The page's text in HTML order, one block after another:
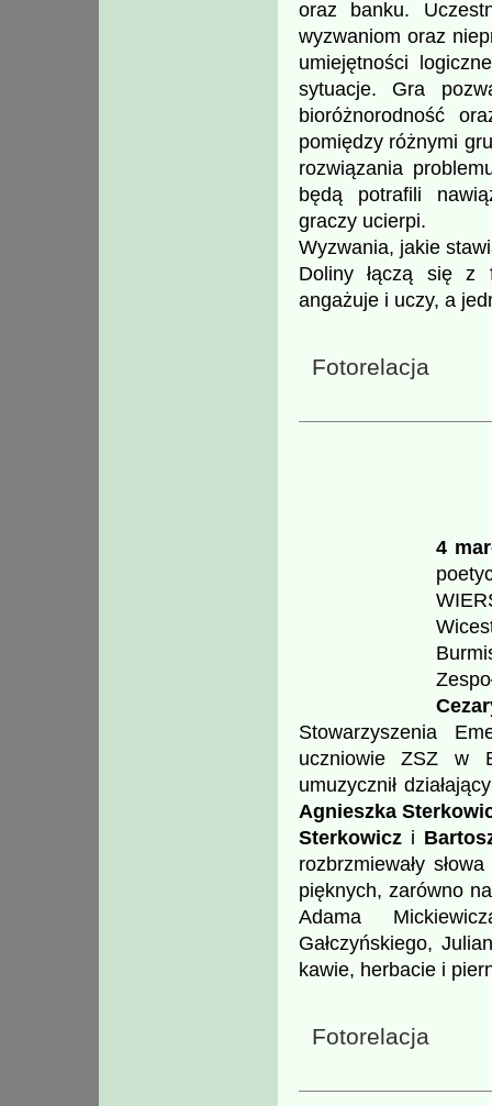
oraz banku.
wyzwaniom oraz
umiejętności
sytuacje. Gra
bioróżnorodność
pomiędzy różnymi
rozwiązania
będą potrafili
graczy ucierpi.
Wyzwania, jakie
Doliny łączą się z
angażuje i uczy, a
Fotorelacja
4
Stowarzyszenia
uczniowie ZSZ w
umuzycznił
Agnieszka
Sterkowiczi
rozbrzmiewały
pięknych, zarówno
Adama
Gałczyńskiego,
kawie, herbacie i
Fotorelacja